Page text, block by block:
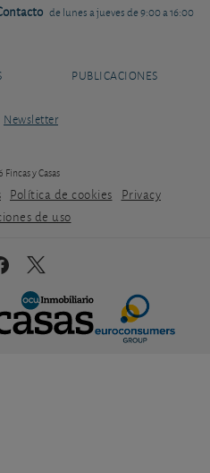
de lunes a jueves de 9:00 a 16:00
PUBLICACIONES
Newsletter
Fincas y Casas
Política de cookies
Privacy
de uso